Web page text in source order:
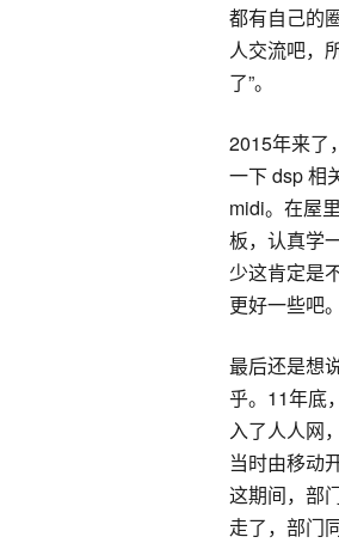
都有自己的
人交流吧，
了”。
2015年来了
一下 dsp 相
midi。在屋
板，认真学
少这肯定是
更好一些吧。
最后还是想
乎。11年底
入了人人网
当时由移动
这期间，部
走了，部门